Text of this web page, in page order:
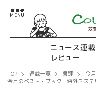
双
ニュース連載
レビュー
TOP 連載一覧 書評
今
今月のベスト・ブック 海外ミステ